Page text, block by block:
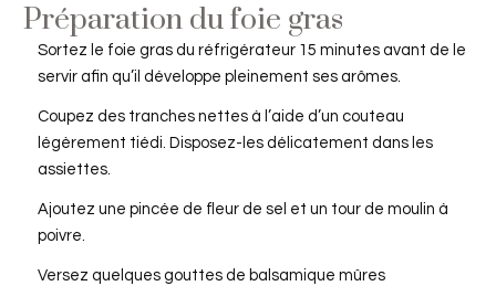
Préparation du foie gras
Sortez le foie gras du réfrigérateur 15 minutes avant de le
servir afin qu’il développe pleinement ses arômes.
Coupez des tranches nettes à l’aide d’un couteau
légèrement tiédi. Disposez-les délicatement dans les
assiettes.
Ajoutez une pincée de fleur de sel et un tour de moulin à
poivre.
Versez quelques gouttes de balsamique mûres